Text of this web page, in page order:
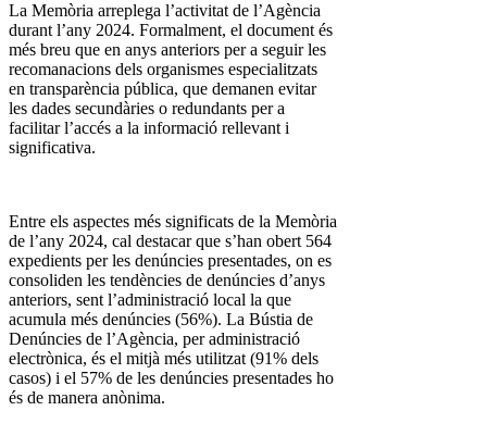
La Memòria arreplega l’activitat de l’Agència
durant l’any 2024. Formalment, el document és
més breu que en anys anteriors per a seguir les
recomanacions dels organismes especialitzats
en transparència pública, que demanen evitar
les dades secundàries o redundants per a
facilitar l’accés a la informació rellevant i
significativa.
Entre els aspectes més significats de la Memòria
de l’any 2024, cal destacar que s’han obert 564
expedients per les denúncies presentades, on es
consoliden les tendències de denúncies d’anys
anteriors, sent l’administració local la que
acumula més denúncies (56%). La Bústia de
Denúncies de l’Agència, per administració
electrònica, és el mitjà més utilitzat (91% dels
casos) i el 57% de les denúncies presentades ho
és de manera anònima.